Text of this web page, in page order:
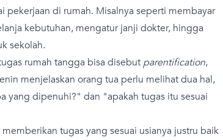
pekerjaan di rumah. Misalnya seperti membayar
kebutuhan, mengatur janji dokter, hingga
sekolah.
rumah tangga bisa disebut parentification,
menjelaskan orang tua perlu melihat dua hal,
yang dipenuhi?" dan "apakah tugas itu sesuai
tugas yang sesuai usianya justru baik